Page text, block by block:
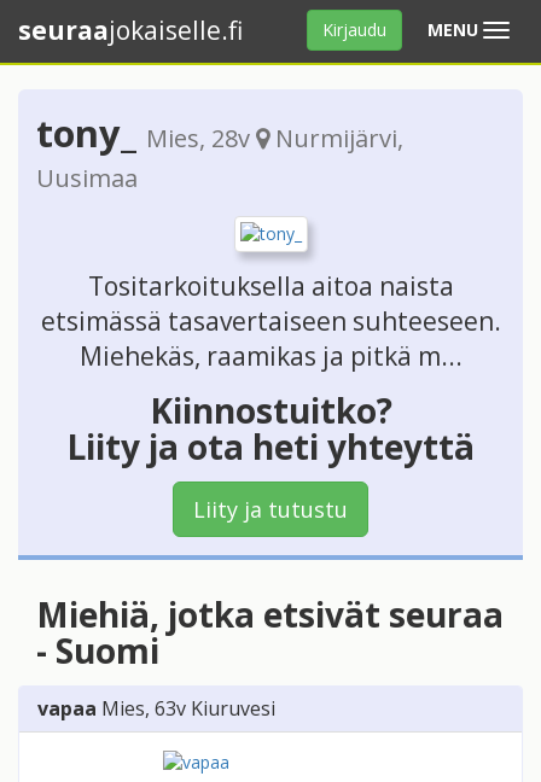
MENU Avaa
valikko
seuraajokaiselle.fi Kirjaudu
tony_ Mies, 28v Nurmijärvi,
Uusimaa
Tositarkoituksella aitoa naista
etsimässä tasavertaiseen suhteeseen.
Miehekäs, raamikas ja pitkä m...
Kiinnostuitko?
Liity ja ota heti yhteyttä
Liity ja tutustu
Miehiä, jotka etsivät seuraa
- Suomi
vapaa Mies, 63v Kiuruvesi